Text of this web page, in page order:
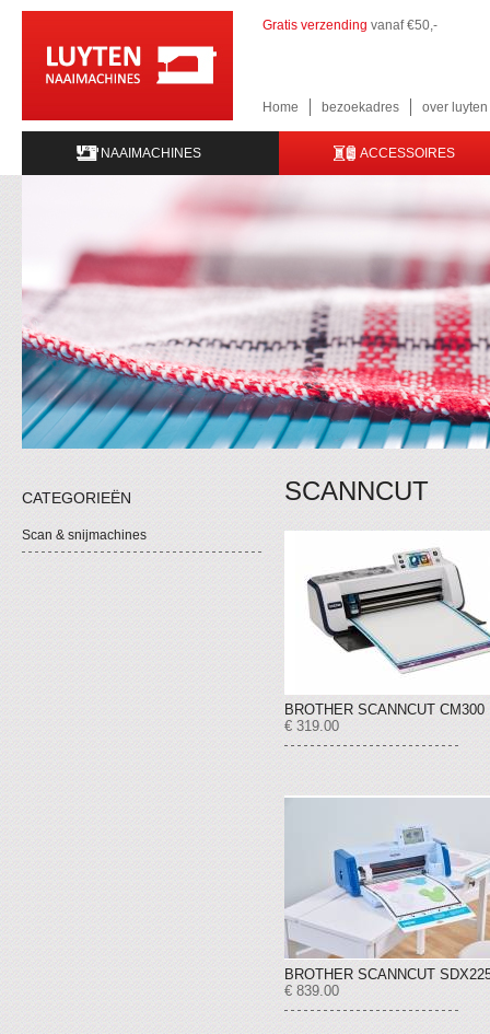
Gratis verzending vanaf €50,-
Home bezoekadres over
NAAIMACHINES ACCESSOIRES
CATEGORIEËN
Scan & snijmachines
SCANNCUT
BROTHER SCANNCUT CM300
€ 319.00
BROTHER SCANNCUT
€ 839.00